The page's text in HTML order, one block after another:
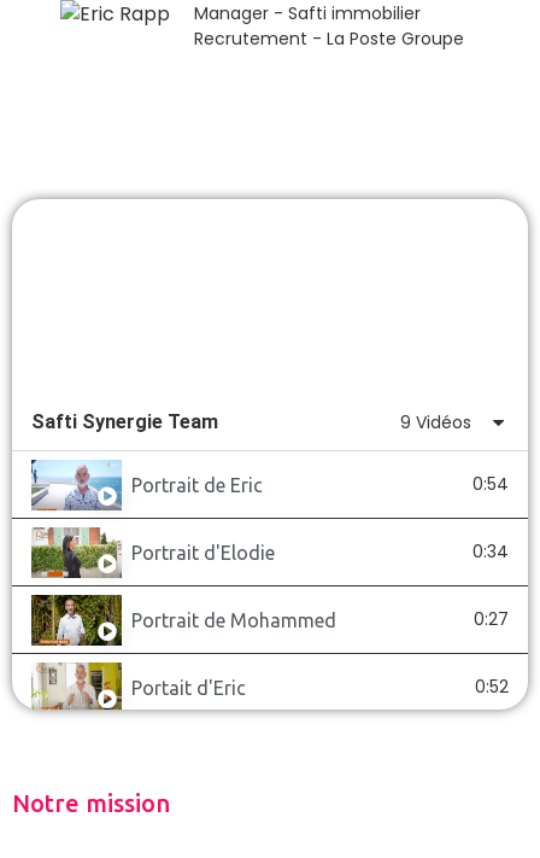
Manager - Safti immobilier
Recrutement - La Poste Groupe
Safti Synergie Team 9 Vidéos
Portrait de Eric 0:54
Portrait d'Elodie 0:34
Portrait de Mohammed 0:27
Portait d'Eric 0:52
Notre mission